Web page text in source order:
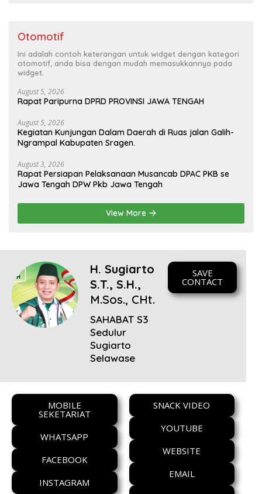
Otomotif
Ini adalah contoh keterangan untuk widget dengan kategori
otomotif, anda bisa dengan mudah memasukkannya pada
widget.
August 5, 2026
Rapat Paripurna DPRD PROVINSI JAWA TENGAH
August 5, 2026
Kegiatan Kunjungan Dalam Daerah di Ruas jalan Galih-
Ngrampal Kabupaten Sragen.
August 3, 2026
Rapat Persiapan Pelaksanaan Musancab DPAC PKB se
Jawa Tengah DPW Pkb Jawa Tengah
View More
H. Sugiarto
S.T., S.H.,
M.Sos., CHt.
SAHABAT S3
Sedulur
Sugiarto
Selawase
SAVE
CONTACT
MOBILE
SEKETARIAT
WHATSAPP
FACEBOOK
INSTAGRAM
SNACK VIDEO
YOUTUBE
WEBSITE
EMAIL